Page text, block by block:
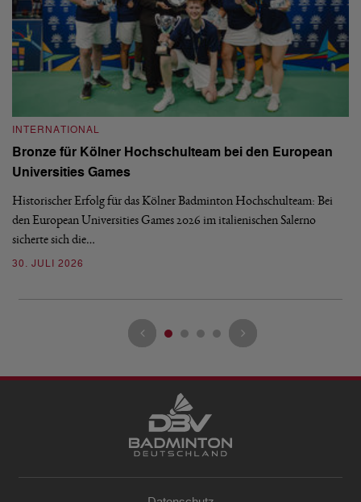
INTERNATIONAL
Bronze für Kölner Hochschulteam bei den European
Universities Games
Historischer Erfolg für das Kölner Badminton Hochschulteam: Bei
den European Universities Games 2026 im italienischen Salerno
sicherte sich die…
30. JULI 2026